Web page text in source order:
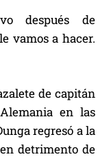
después de
vamos a hacer.
de capitán
en las
regresó a la
detrimento de